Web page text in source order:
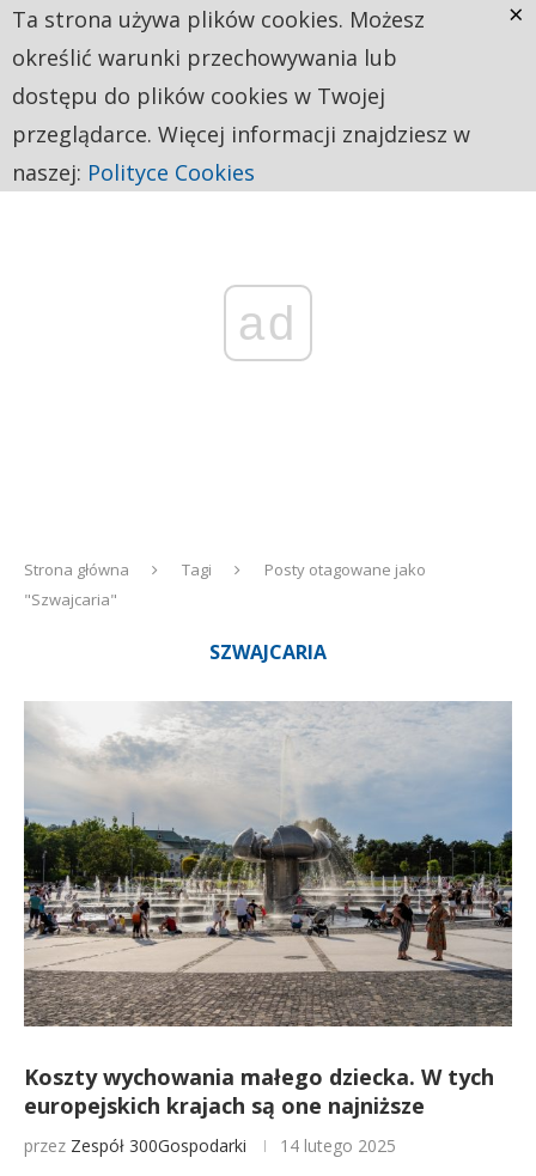
ad
Strona główna Tagi
Posty otagowane jako
"Szwajcaria"
SZWAJCARIA
Koszty wychowania małego dziecka. W tych
europejskich krajach są one najniższe
przez Zespół 300Gospodarki 14 lutego 2025
Ta strona używa plików cookies. Możesz
określić warunki przechowywania lub
dostępu do plików cookies w Twojej
przeglądarce. Więcej informacji znajdziesz w
naszej: Polityce Cookies
×